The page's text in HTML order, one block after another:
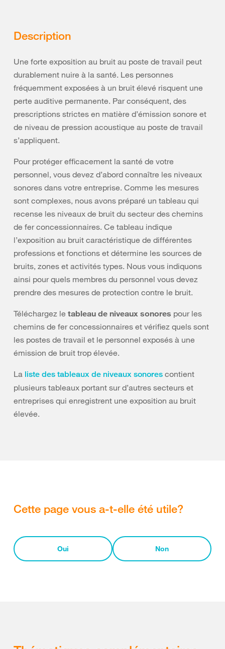
Description
Une forte exposition au bruit au poste de travail peut
durablement nuire à la santé. Les personnes
fréquemment exposées à un bruit élevé risquent une
perte auditive permanente. Par conséquent, des
prescriptions strictes en matière d’émission sonore et
de niveau de pression acoustique au poste de travail
s’appliquent.
Pour protéger efficacement la santé de votre
personnel, vous devez d’abord connaître les niveaux
sonores dans votre entreprise. Comme les mesures
sont complexes, nous avons préparé un tableau qui
recense les niveaux de bruit du secteur des chemins
de fer concessionnaires. Ce tableau indique
l’exposition au bruit caractéristique de différentes
professions et fonctions et détermine les sources de
bruits, zones et activités types. Nous vous indiquons
ainsi pour quels membres du personnel vous devez
prendre des mesures de protection contre le bruit.
Téléchargez le tableau de niveaux sonores pour les
chemins de fer concessionnaires et vérifiez quels sont
les postes de travail et le personnel exposés à une
émission de bruit trop élevée.
La liste des tableaux de niveaux sonores contient
plusieurs tableaux portant sur d’autres secteurs et
entreprises qui enregistrent une exposition au bruit
élevée.
Cette page vous a-t-elle été utile?
Oui Non